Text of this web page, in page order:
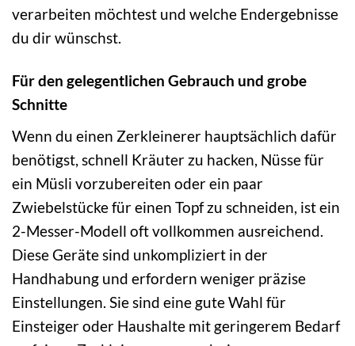
verarbeiten möchtest und welche Endergebnisse
du dir wünschst.
Für den gelegentlichen Gebrauch und grobe
Schnitte
Wenn du einen Zerkleinerer hauptsächlich dafür
benötigst, schnell Kräuter zu hacken, Nüsse für
ein Müsli vorzubereiten oder ein paar
Zwiebelstücke für einen Topf zu schneiden, ist ein
2-Messer-Modell oft vollkommen ausreichend.
Diese Geräte sind unkompliziert in der
Handhabung und erfordern weniger präzise
Einstellungen. Sie sind eine gute Wahl für
Einsteiger oder Haushalte mit geringerem Bedarf